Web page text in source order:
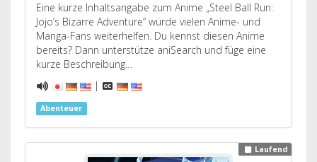
Eine kurze Inhaltsangabe zum Anime „Steel Ball Run:
Jojo’s Bizarre Adventure“ würde vielen Anime- und
Manga-Fans weiterhelfen. Du kennst diesen Anime
bereits? Dann unterstütze aniSearch und füge eine
kurze Beschreibung…
|
Abenteuer
Laufend